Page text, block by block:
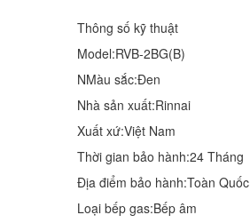
Thông số kỹ thuật
Model:RVB-2BG(B)
NMàu sắc:Đen
Nhà sản xuất:Rinnai
Xuất xứ:Việt Nam
Thời gian bảo hành:24 Tháng
Địa điểm bảo hành:Toàn Quốc
Loại bếp gas:Bếp âm